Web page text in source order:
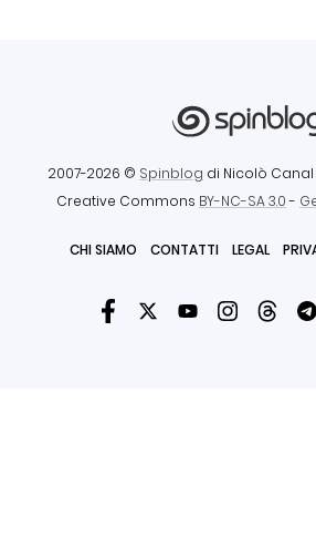
2007-2026 © Spinblog di Nicolò Canal
Creative Commons BY-NC-SA 3.0-
CHI SIAMO CONTATTI LEGAL